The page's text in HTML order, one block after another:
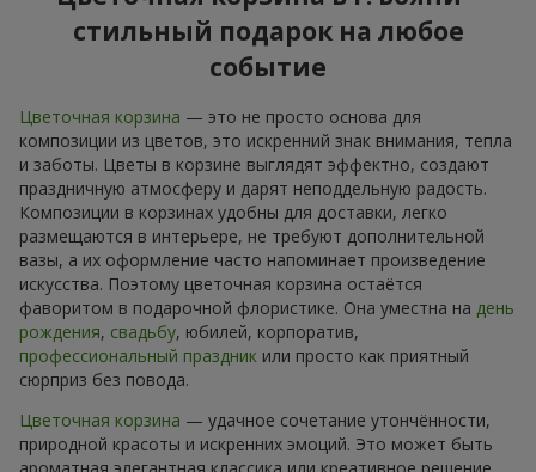
стильный подарок на любое
событие
Цветочная корзина — это не просто основа для
композиции из цветов, это искренний знак внимания, тепла
и заботы. Цветы в корзине выглядят эффектно, создают
праздничную атмосферу и дарят неподдельную радость.
Композиции в корзинах удобны для доставки, легко
размещаются в интерьере, не требуют дополнительной
вазы, а их оформление часто напоминает произведение
искусства. Поэтому цветочная корзина остаётся
фаворитом в подарочной флористике. Она уместна на день
рождения, свадьбу, юбилей, корпоратив,
профессиональный праздник или просто как приятный
сюрприз без повода.
Цветочная корзина — удачное сочетание утончённости,
природной красоты и искренних эмоций. Это может быть